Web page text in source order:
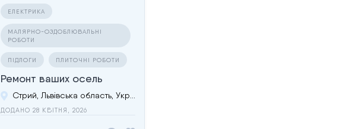
ЕЛЕКТРИКА
МАЛЯРНО-ОЗДОБЛЮВАЛЬНІ
РОБОТИ
ПІДЛОГИ ПЛИТОЧНІ РОБОТИ
Ремонт ваших осель
ДОДАНО 28 КВІТНЯ, 2026